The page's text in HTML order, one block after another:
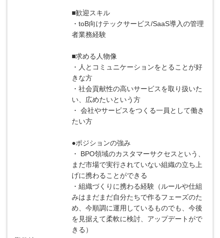
■歓迎スキル
・toB向けテックサービス/SaaS導入の管理
者業務経験
■求める人物像
・人とコミュニケーションをとることが好
きな方
・社会貢献性の高いサービスを取り扱いた
い、広めたいという方
・ 会社やサービスをつくる一員として働き
たい方
●ポジションの強み
・ BPO領域のカスタマーサクセスという、
まだ市場で実行されていない組織の立ち上
げに携わることができる
・組織づくりに携わる経験（ルールや仕組
みはまだまだ自分たちで作るフェーズのた
め、今順調に運用しているものでも、今後
を見据えて柔軟に検討、アップデートがで
きる）